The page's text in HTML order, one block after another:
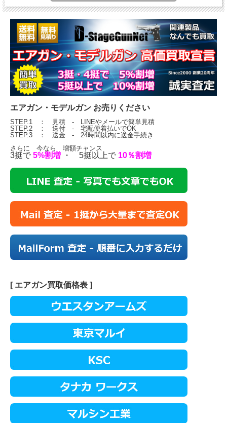
エアガン・モデルガン お売りください
STEP.1 ： 見積 - LINEやメールで簡単見積
STEP.2 ： 送付 - 宅配便着払いでOK
STEP.3 ： 送金 - 24時間以内に送金手続き
さらに 今なら 増額チャンス
3挺で 5%割増 ・ 5挺以上で 10％割増
[ エアガン買取価格表 ]